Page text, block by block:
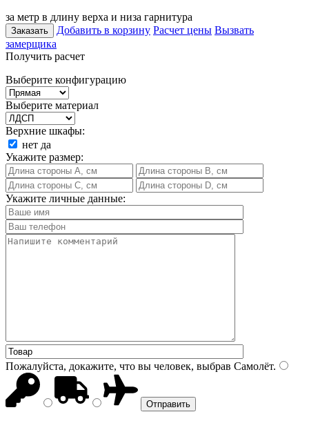
за метр в длину верха и низа гарнитура
Заказать Добавить в корзину Расчет цены Вызвать
замерщика
Получить расчет
Выберите конфигурацию
Выберите материал
Верхние шкафы:
нет да
Укажите размер:
Укажите личные данные:
Пожалуйста, докажите, что вы человек, выбрав Самолёт.